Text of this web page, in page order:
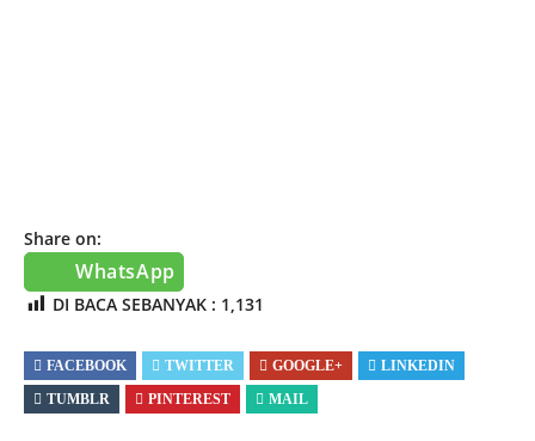
Share on:
WhatsApp
DI BACA SEBANYAK : 1,131
FACEBOOK TWITTER GOOGLE+
LINKEDIN
TUMBLR
PINTEREST MAIL